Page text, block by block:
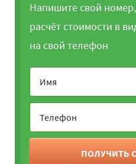
Напишите свой
расчёт стоимости в
на свой телефон
ПОЛУЧИТЬ